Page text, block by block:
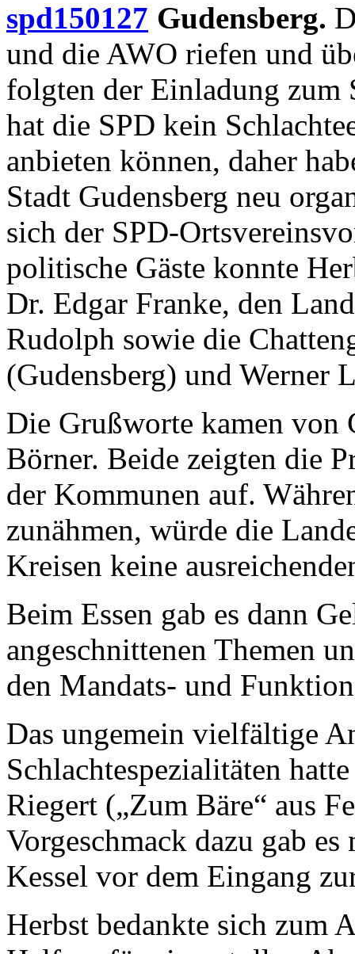
Gudensberg.
und die AWO riefen und
folgten der Einladung zum
hat die SPD kein
anbieten können, daher
Stadt Gudensberg neu
sich der SPD-
politische Gäste konnte
Dr. Edgar Franke, den
Rudolph sowie die
(Gudensberg) und Werner
Die Grußworte kamen von
Börner. Beide zeigten die
der Kommunen auf.
zunähmen, würde die
Kreisen keine
Beim Essen gab es dann
angeschnittenen Themen
den Mandats- und
Das ungemein vielfältige
Schlachtespezialitäten
Riegert („Zum Bäre“ aus
Vorgeschmack dazu gab
Kessel vor dem Eingang
Herbst bedankte sich zum